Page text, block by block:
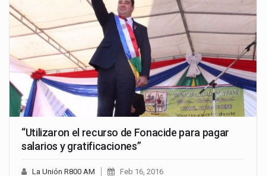
“Utilizaron el recurso de Fonacide para pagar
salarios y gratificaciones”
La Unión R800 AM Feb 16, 2016